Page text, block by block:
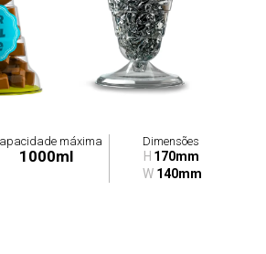
máxima
1000ml
Dimensões
H 170mm
W 140mm